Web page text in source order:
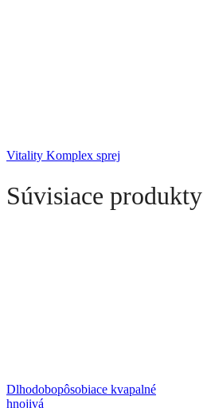
Vitality Komplex sprej
Súvisiace produkty
Dlhodobopôsobiace kvapalné
hnojivá